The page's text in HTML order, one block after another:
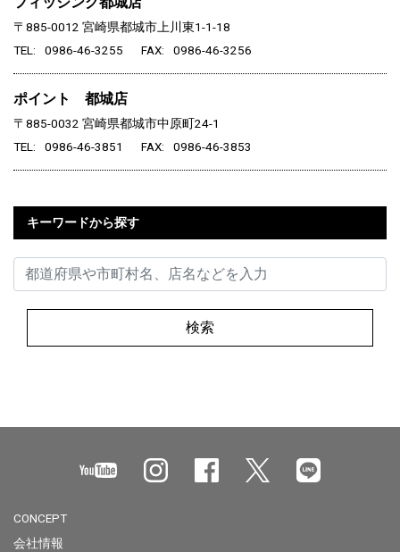
〒885-0012 宮崎県都城市上川東1-1-18
TEL
0986-46-3255 FAX 0986-46-3256
ポイント 都城店
〒885-0032 宮崎県都城市中原町24-1
TEL
0986-46-3851 FAX 0986-46-3853
キーワードから探す
検索
CONCEPT
会社情報